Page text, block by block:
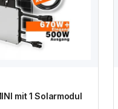
mit 1 Solarmodul